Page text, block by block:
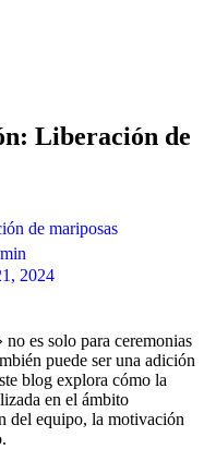
Liberación de
de mariposas
2024
es solo para ceremonias
puede ser una adición
blog explora cómo la
en el ámbito
del equipo, la motivación